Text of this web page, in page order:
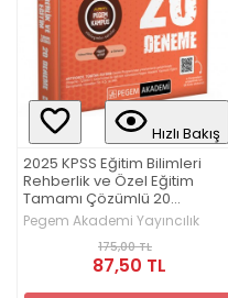
Hızlı Bakış
2025 KPSS Eğitim Bilimleri
Rehberlik ve Özel Eğitim
Tamamı Çözümlü 20
Deneme
Pegem Akademi Yayıncılık
175,00 TL
87,50 TL